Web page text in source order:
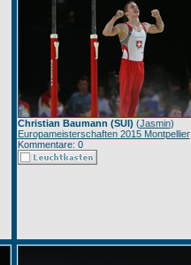
Christian Baumann (SUI) (Jasmin)
Europameisterschaften 2015 Montpellier
Kommentare: 0